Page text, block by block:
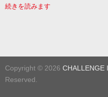
続きを読みます
Copyright © 2026 CHALLENGE
Reserved.